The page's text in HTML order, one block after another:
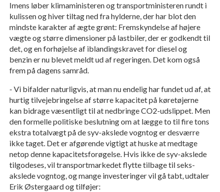
Imens løber klimaministeren og transportministeren rundt i
kulissen og hiver tiltag ned fra hylderne, der har blot den
mindste karakter af ægte grønt: Fremskyndelse af højere
vægte og større dimensioner på lastbiler, der er godkendt til
det, og en forhøjelse af iblandingskravet for diesel og
benzin er nu blevet meldt ud af regeringen. Det kom også
frem på dagens samråd.
- Vi bifalder naturligvis, at man nu endelig har fundet ud af, at
hurtig tilvejebringelse af større kapacitet på køretøjerne
kan bidrage væsentligt til at nedbringe CO2-udslippet. Men
den formelle politiske beslutning om at lægge to til fire tons
ekstra totalvægt på de syv-akslede vogntog er desværre
ikke taget. Det er afgørende vigtigt at huske at medtage
netop denne kapacitetsforøgelse. Hvis ikke de syv-akslede
tilgodeses, vil transportmarkedet flytte tilbage til seks-
akslede vogntog, og mange investeringer vil gå tabt, udtaler
Erik Østergaard og tilføjer: